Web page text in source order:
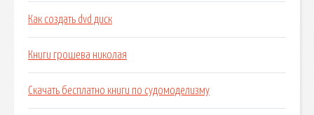
Как создать dvd диск
Книги грошева николая
Скачать бесплатно книги по судомоделизму